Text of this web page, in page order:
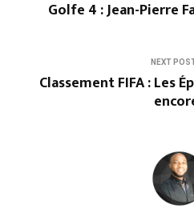
Golfe 4 : Jean-Pierre
NEXT
Classement FIFA : Les